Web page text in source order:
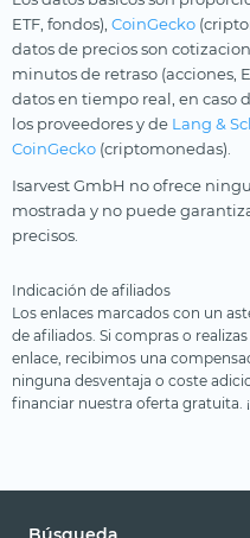
ETF, fondos), CoinGecko
datos de precios son
minutos de retraso (acciones,
datos en tiempo real, en caso
los proveedores y de Lang &
CoinGecko (criptomonedas).
Isarvest GmbH no ofrece
mostrada y no puede
precisos.
Indicación de afiliados
Los enlaces marcados con un
de afiliados. Si compras o
enlace, recibimos una
ninguna desventaja o coste
financiar nuestra oferta gratuita.